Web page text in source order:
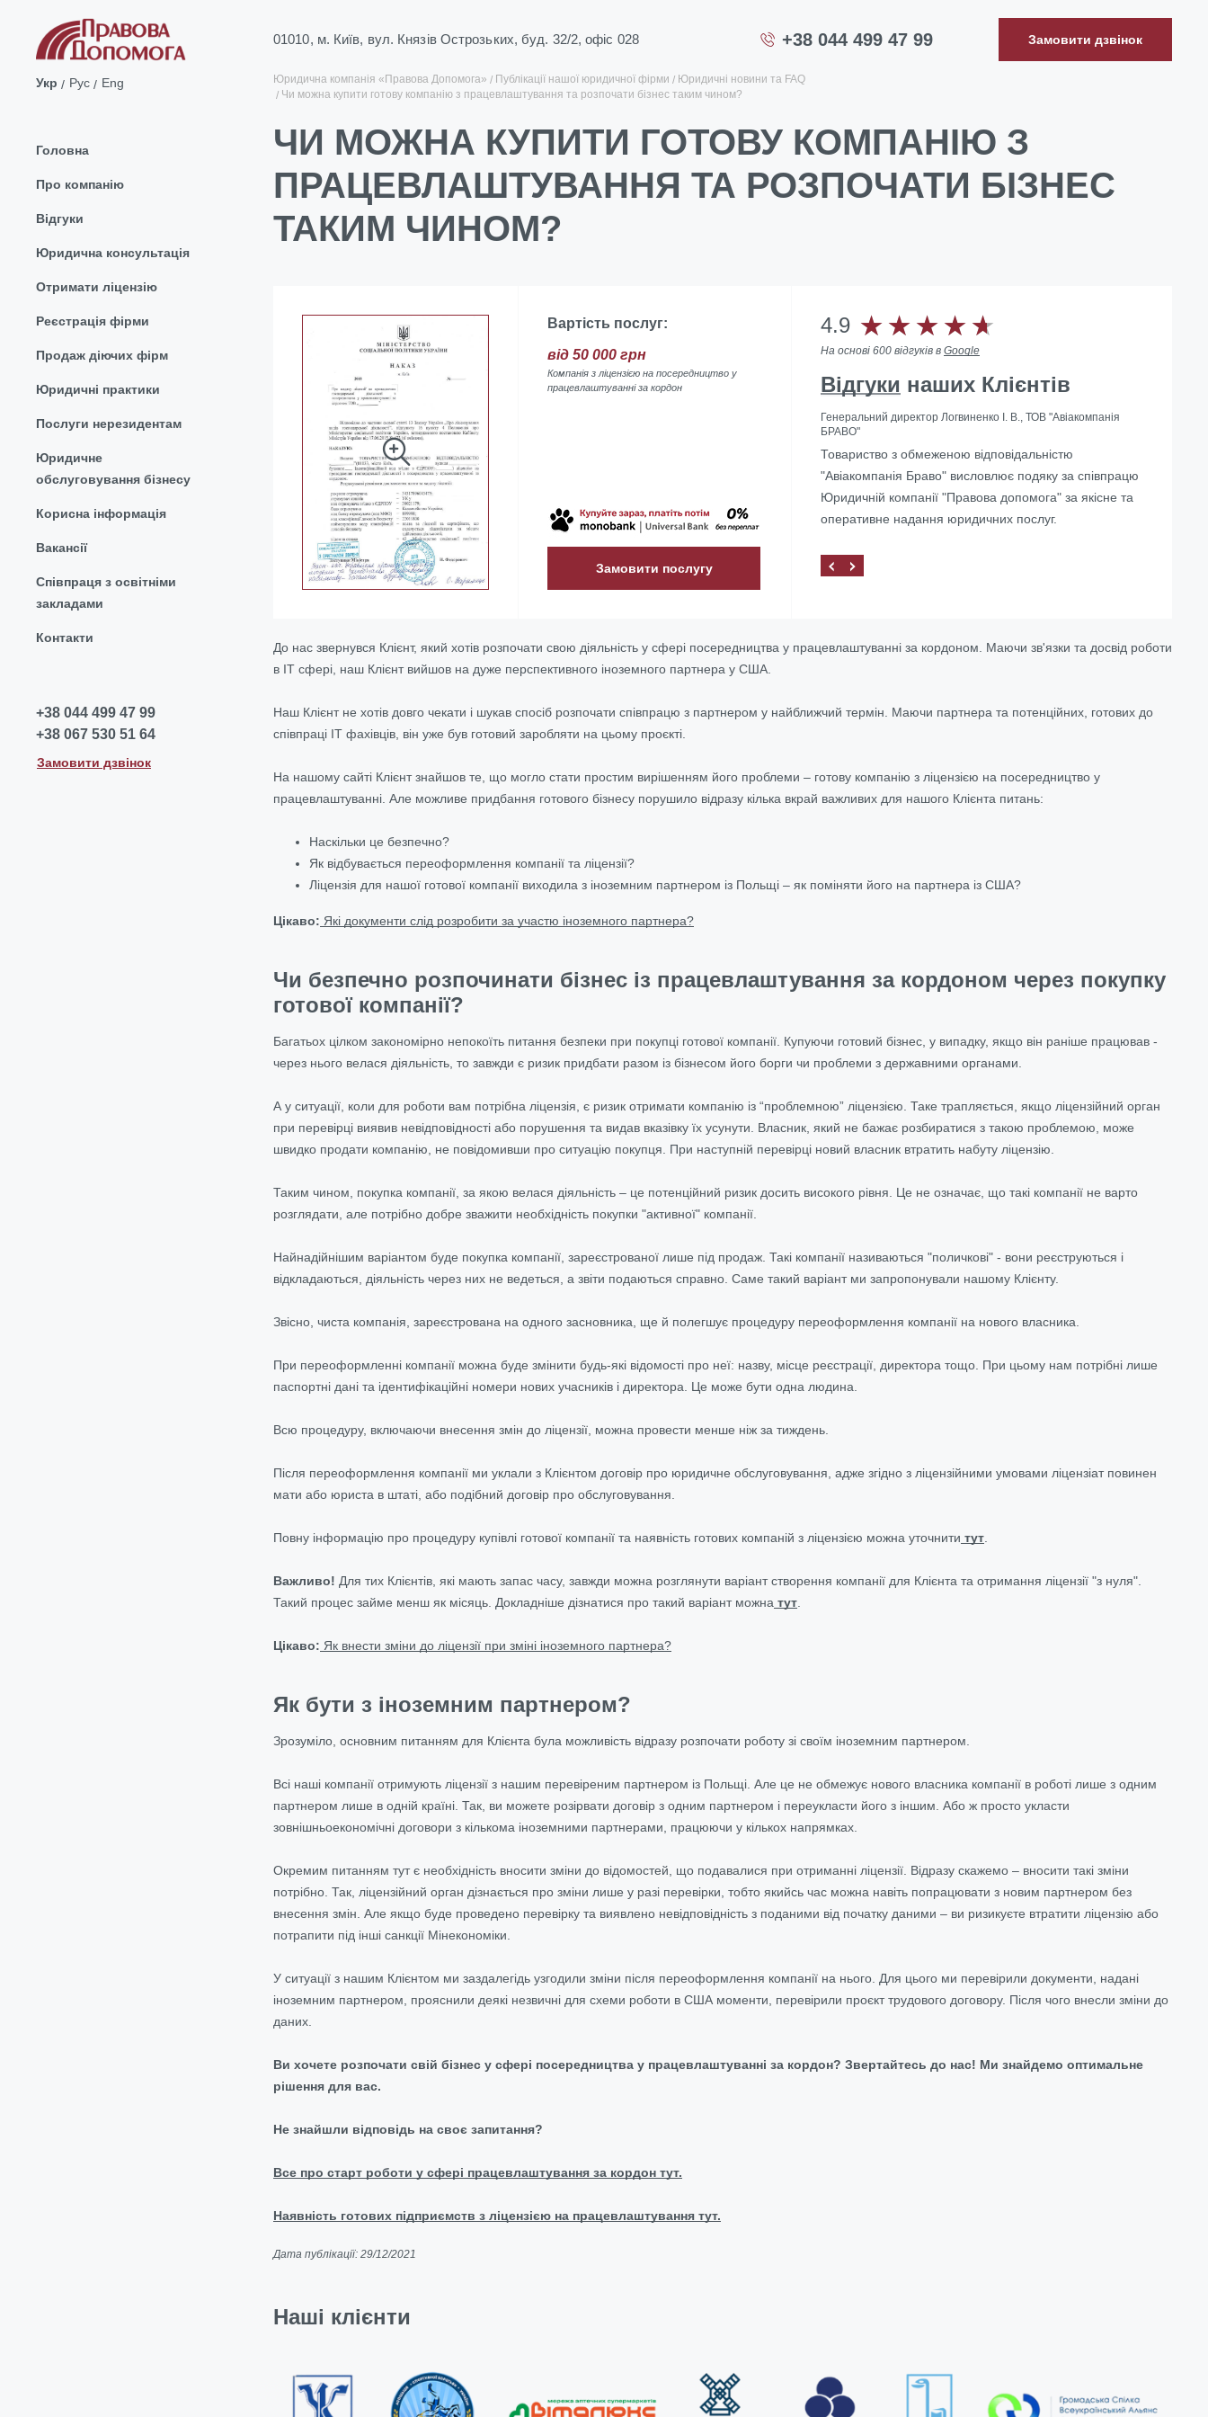
01010, м. Київ, вул. Князів Острозьких, буд. 32/2, офіс 028 +38 044 499 47 99 Замовити дзвінок
Укр Рус Eng
Головна
Про компанію
Відгуки
Юридична консультація
Отримати ліцензію
Реєстрація фірми
Продаж діючих фірм
Юридичні практики
Послуги нерезидентам
Юридичне
обслуговування бізнесу
Корисна інформація
Вакансії
Співпраця з освітніми
закладами
Контакти
+38 044 499 47 99
+38 067 530 51 64
Замовити дзвінок
Юридична компанія «Правова Допомога» Публікації нашої юридичної фірми
Юридичні новини та FAQ
Чи можна купити готову компанію з працевлаштування та розпочати бізнес таким чином?
ЧИ МОЖНА КУПИТИ ГОТОВУ КОМПАНІЮ З
ПРАЦЕВЛАШТУВАННЯ ТА РОЗПОЧАТИ БІЗНЕС
ТАКИМ ЧИНОМ?
Вартість послуг:
від 50 000 грн
Компанія з ліцензією на посередництво у
працевлаштуванні за кордон
Замовити послугу
4.9
На основі 600 відгуків в Google
Відгуки наших Клієнтів
Генеральний директор Логвиненко І. В., ТОВ "Авіакомпанія
БРАВО"
Товариство з обмеженою відповідальністю
"Авіакомпанія Браво" висловлює подяку за співпрацю
Юридичній компанії "Правова допомога" за якісне та
оперативне надання юридичних послуг.
Допомогли з ліквідацією іноземного представництва в
Україні
До нас звернувся Клієнт, який хотів розпочати свою діяльність у сфері посередництва у працевлаштуванні за кордоном. Маючи зв'язки та досвід роботи
в IT сфері, наш Клієнт вийшов на дуже перспективного іноземного партнера у США.
Наш Клієнт не хотів довго чекати і шукав спосіб розпочати співпрацю з партнером у найближчий термін. Маючи партнера та потенційних, готових до
співпраці IT фахівців, він уже був готовий заробляти на цьому проєкті.
На нашому сайті Клієнт знайшов те, що могло стати простим вирішенням його проблеми – готову компанію з ліцензією на посередництво у
працевлаштуванні. Але можливе придбання готового бізнесу порушило відразу кілька вкрай важливих для нашого Клієнта питань:
Наскільки це безпечно?
Як відбувається переоформлення компанії та ліцензії?
Ліцензія для нашої готової компанії виходила з іноземним партнером із Польщі – як поміняти його на партнера із США?
Цікаво: Які документи слід розробити за участю іноземного партнера?
Чи безпечно розпочинати бізнес із працевлаштування за кордоном через покупку
готової компанії?
Багатьох цілком закономірно непокоїть питання безпеки при покупці готової компанії. Купуючи готовий бізнес, у випадку, якщо він раніше працював -
через нього велася діяльність, то завжди є ризик придбати разом із бізнесом його борги чи проблеми з державними органами.
А у ситуації, коли для роботи вам потрібна ліцензія, є ризик отримати компанію із “проблемною” ліцензією. Таке трапляється, якщо ліцензійний орган
при перевірці виявив невідповідності або порушення та видав вказівку їх усунути. Власник, який не бажає розбиратися з такою проблемою, може
швидко продати компанію, не повідомивши про ситуацію покупця. При наступній перевірці новий власник втратить набуту ліцензію.
Таким чином, покупка компанії, за якою велася діяльність – це потенційний ризик досить високого рівня. Це не означає, що такі компанії не варто
розглядати, але потрібно добре зважити необхідність покупки "активної" компанії.
Найнадійнішим варіантом буде покупка компанії, зареєстрованої лише під продаж. Такі компанії називаються "поличкові" - вони реєструються і
відкладаються, діяльність через них не ведеться, а звіти подаються справно. Саме такий варіант ми запропонували нашому Клієнту.
Звісно, чиста компанія, зареєстрована на одного засновника, ще й полегшує процедуру переоформлення компанії на нового власника.
При переоформленні компанії можна буде змінити будь-які відомості про неї: назву, місце реєстрації, директора тощо. При цьому нам потрібні лише
паспортні дані та ідентифікаційні номери нових учасників і директора. Це може бути одна людина.
Всю процедуру, включаючи внесення змін до ліцензії, можна провести менше ніж за тиждень.
Після переоформлення компанії ми уклали з Клієнтом договір про юридичне обслуговування, адже згідно з ліцензійними умовами ліцензіат повинен
мати або юриста в штаті, або подібний договір про обслуговування.
Повну інформацію про процедуру купівлі готової компанії та наявність готових компаній з ліцензією можна уточнити тут
Важливо! Для тих Клієнтів, які мають запас часу, завжди можна розглянути варіант створення компанії для Клієнта та отримання ліцензії "з нуля".
Такий процес займе менш як місяць. Докладніше дізнатися про такий варіант можна тут
Цікаво: Як внести зміни до ліцензії при зміні іноземного партнера?
Як бути з іноземним партнером?
Зрозуміло, основним питанням для Клієнта була можливість відразу розпочати роботу зі своїм іноземним партнером.
Всі наші компанії отримують ліцензії з нашим перевіреним партнером із Польщі. Але це не обмежує нового власника компанії в роботі лише з одним
партнером лише в одній країні. Так, ви можете розірвати договір з одним партнером і переукласти його з іншим. Або ж просто укласти
зовнішньоекономічні договори з кількома іноземними партнерами, працюючи у кількох напрямках.
Окремим питанням тут є необхідність вносити зміни до відомостей, що подавалися при отриманні ліцензії. Відразу скажемо – вносити такі зміни
потрібно. Так, ліцензійний орган дізнається про зміни лише у разі перевірки, тобто якийсь час можна навіть попрацювати з новим партнером без
внесення змін. Але якщо буде проведено перевірку та виявлено невідповідність з поданими від початку даними – ви ризикуєте втратити ліцензію або
потрапити під інші санкції Мінекономіки.
У ситуації з нашим Клієнтом ми заздалегідь узгодили зміни після переоформлення компанії на нього. Для цього ми перевірили документи, надані
іноземним партнером, прояснили деякі незвичні для схеми роботи в США моменти, перевірили проєкт трудового договору. Після чого внесли зміни до
даних.
Ви хочете розпочати свій бізнес у сфері посередництва у працевлаштуванні за кордон? Звертайтесь до нас! Ми знайдемо оптимальне
рішення для вас.
Не знайшли відповідь на своє запитання?
Все про старт роботи у сфері працевлаштування за кордон тут.
Наявність готових підприємств з ліцензією на працевлаштування тут.
Дата публікації: 29/12/2021
Наші клієнти